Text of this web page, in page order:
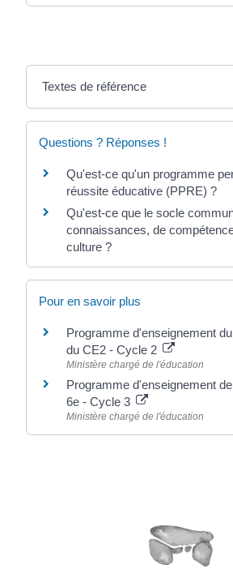
Textes de référence
Questions ? Réponses !
Qu'est-ce qu'un programme
réussite éducative (PPRE) ?
Qu'est-ce que le socle
connaissances, de
culture ?
Pour en savoir plus
Programme d'enseignement
du CE2 - Cycle 2
Ministère chargé de l'éducation
Programme d'enseignement
6e - Cycle 3
Ministère chargé de l'éducation